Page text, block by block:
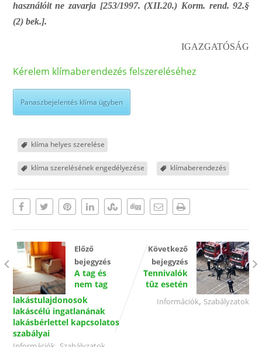
használóit ne zavarja [253/1997.(XII.20.) Korm. rend. 92.§
(2) bek.].
IGAZGATÓSÁG
Kérelem klímaberendezés felszereléséhez
Panaszbejelentés klíma ügyben
klíma helyes szerelése
klíma szerelésének engedélyezése klímaberendezés
Előző
bejegyzés
A tag és
nem tag
lakástulajdonosok
lakáscélú ingatlanának
lakásbérlettel kapcsolatos
szabályai
Következő
bejegyzés
Tennivalók
tûz esetén
Információk, Szabályzatok